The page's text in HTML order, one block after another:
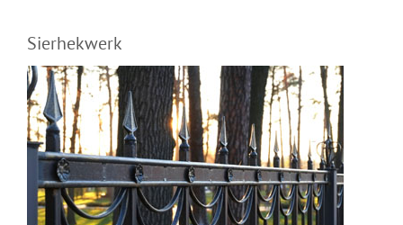
Sierhekwerk